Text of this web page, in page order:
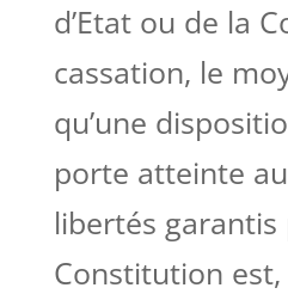
d’Etat ou de la
cassation, le
qu’une
porte atteinte
libertés garantis
Constitution